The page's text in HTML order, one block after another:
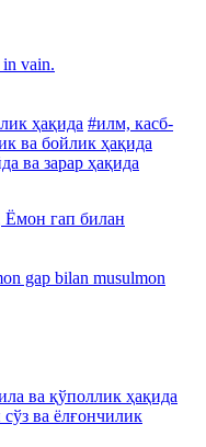
in vain.
ҳақида #илм, касб-
ва бойлик ҳақида
ва зарар ҳақида
гап билан
gap bilan musulmon
ва қўполлик ҳақида
сўз ва ёлғончилик